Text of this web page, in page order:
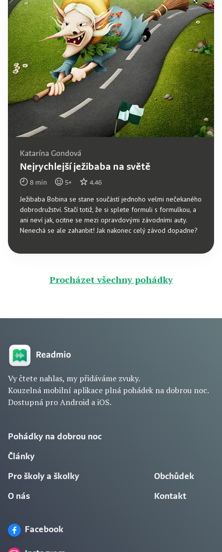
Katarína Gondová
Nejrychlejší ježibaba na světě
8 min 5+ 4.46
Ježibaba Bobina se stane součástí jednoho velmi nečekaného
dobrodružství. Stačí totiž, že si splete formuli s formulkou, a
ani neví jak, ocitne se mezi opravdovými závodními auty.
Nenechá se ale zahanbit! Jak nakonec celý závod dopadne?
Procházet všechny pohádky
Vy čtete nahlas, my přidáváme zvuky.
Kouzelná mobilní aplikace plná pohádek na dobrou noc.
Dostupná pro Android a iOS.
Pohádky na dobrou noc
Články
Pro školy a školky
O nás
Obchůdek
Kontakt
Facebook